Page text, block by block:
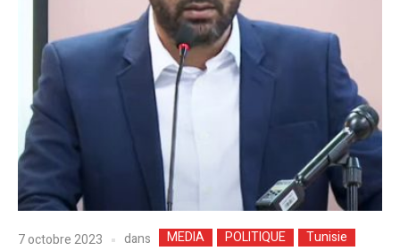
7 octobre 2023 dans MEDIA POLITIQUE Tunisie